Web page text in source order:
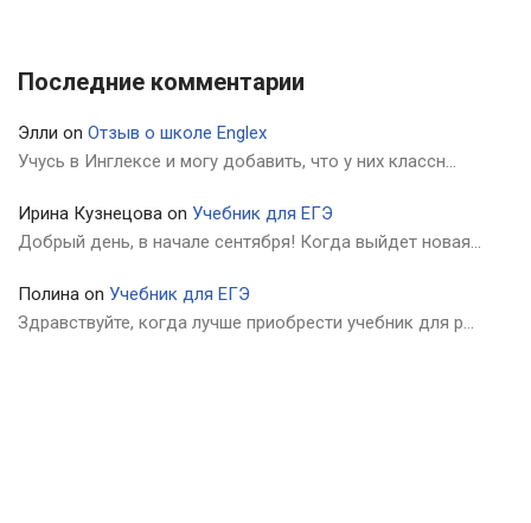
Последние комментарии
Элли on Отзыв о школе Englex
Учусь в Инглексе и могу добавить, что у них классн…
Ирина Кузнецова on Учебник для ЕГЭ
Добрый день, в начале сентября! Когда выйдет новая…
Полина on Учебник для ЕГЭ
Здравствуйте, когда лучше приобрести учебник для р…